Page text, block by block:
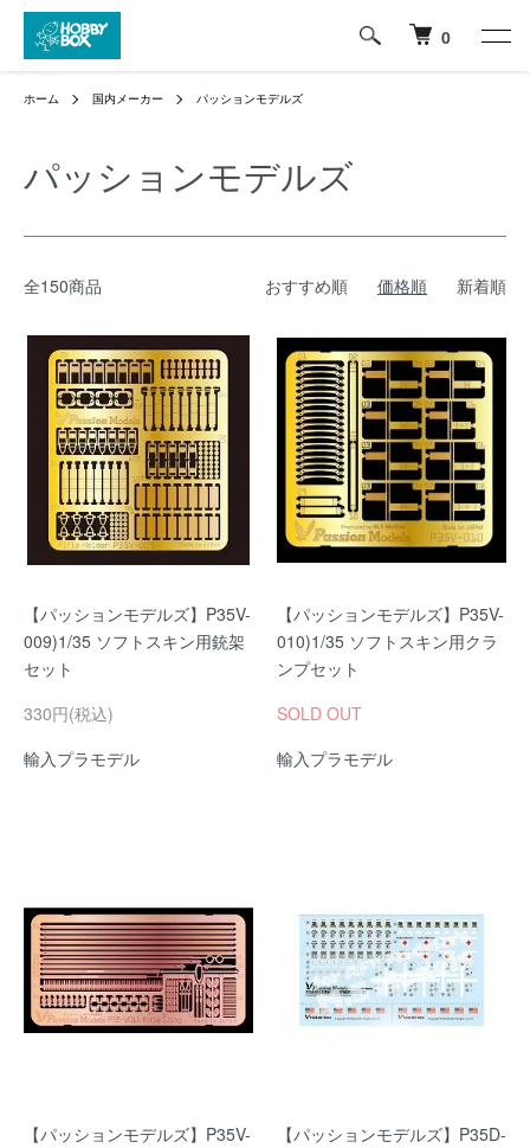
0
ホーム 国内メーカー パッションモデルズ
パッションモデルズ
全150商品 おすすめ順 価格順 新着順
【パッションモデルズ】P35V-
009)1/35 ソフトスキン用銃架
セット
330円(税込)
輸入プラモデル
【パッションモデルズ】P35V-
010)1/35 ソフトスキン用クラ
ンプセット
SOLD OUT
輸入プラモデル
【パッションモデルズ】P35V-
【パッションモデルズ】P35D-